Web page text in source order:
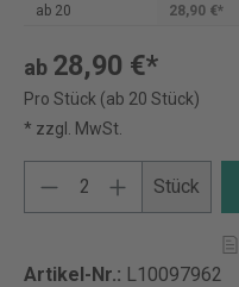
ab 20 28,90 €*
ab 28,90 €*
Pro Stück (ab 20 Stück)
* zzgl. MwSt.
Stück
Artikel-Nr.: L10097962